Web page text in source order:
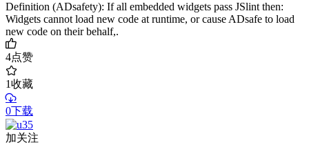
Definition (ADsafety): If all embedded widgets pass JSlint then:
Widgets cannot load new code at runtime, or cause ADsafe to load
new code on their behalf,.
4点赞
1收藏
0下载
加关注